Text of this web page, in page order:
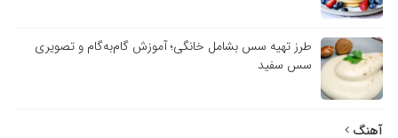
طرز تهیه سس بشامل خانگی؛ آموزش گام‌به‌گام و تصویری
سس سفید
آهنگ